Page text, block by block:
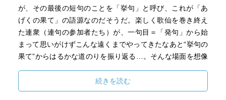
が、その最後の短句のことを「挙句」と呼び、これが「あ
げくの果て」の語源なのだそうだ。楽しく歌仙を巻き終え
た連衆（連句の参加者たち）が、一句目＝「発句」から始
まって思いがけずこんな遠くまでやってきたなあと“挙句の
果て”からはるかな道のりを振り返る…。そんな場面を想像
だったんだなあとしみじみする。
思えば人生というものも、若い頃には絶対アリエナイと思
続きを読む